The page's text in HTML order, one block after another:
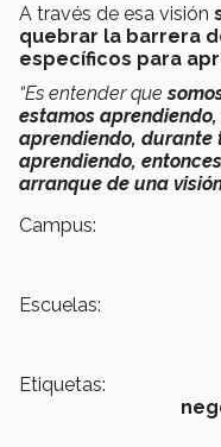
A través de esa visión
quebrar la barrera
específicos para
“Es entender que
estamos
aprendiendo, durante
aprendiendo,
arranque de una
Campus:
Escuelas:
Etiquetas: